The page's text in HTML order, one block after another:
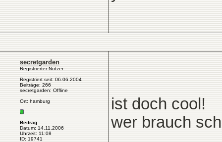
secretgarden
Registrierter Nutzer
Registriert seit: 06.06.2004
Beiträge: 266
secretgarden: Offline
Ort: hamburg
Beitrag
Datum: 14.11.2006
Uhrzeit: 11:08
ID: 19741
ist doch cool!
wer brauch